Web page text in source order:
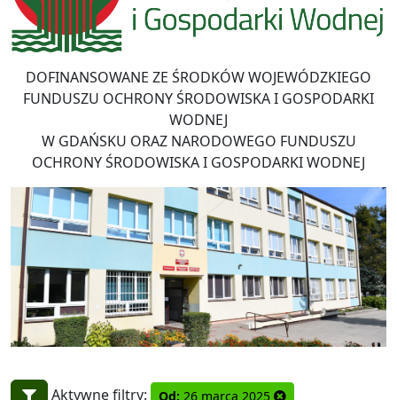
DOFINANSOWANE ZE ŚRODKÓW WOJEWÓDZKIEGO
FUNDUSZU OCHRONY ŚRODOWISKA I GOSPODARKI
WODNEJ
W GDAŃSKU ORAZ NARODOWEGO FUNDUSZU
OCHRONY ŚRODOWISKA I GOSPODARKI WODNEJ
Aktywne filtry: Od: 26 marca 2025